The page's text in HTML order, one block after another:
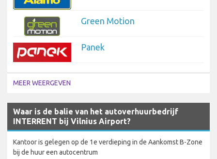
Green Motion
Panek
MEER WEERGEVEN
Waar is de balie van het autoverhuurbedrijf
INTERRENT bij Vilnius Airport?
Kantoor is gelegen op de 1e verdieping in de Aankomst B-Zone
bij de huur een autocentrum